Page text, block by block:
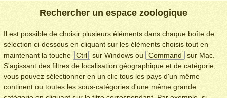
Rechercher un espace zoologique
Il est possible de choisir plusieurs éléments dans chaque boîte de
sélection ci-dessous en cliquant sur les éléments choisis tout en
maintenant la touche
Ctrl sur Windows ou Command
sur Mac.
S'agissant des filtres de localisation géographique et de catégorie,
vous pouvez sélectionner en un clic tous les pays d'un même
continent ou toutes les sous-catégories d'une même grande